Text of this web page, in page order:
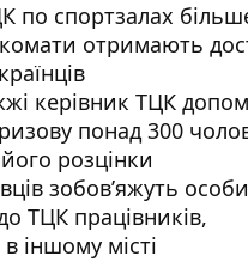
по спортзалах
отримають
керівник ТЦК
понад 300
розцінки
зобовʼяжуть
ТЦК працівників,
іншому місті